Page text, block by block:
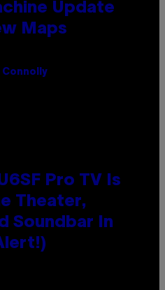
Update
Maps
Connolly
Pro TV Is
Theater,
Soundbar In